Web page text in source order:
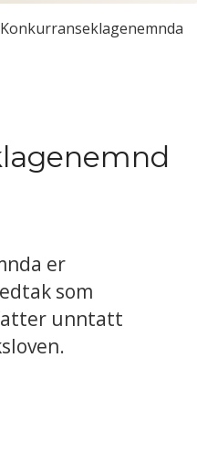
Konkurranseklagenemnda
er
som
unntatt